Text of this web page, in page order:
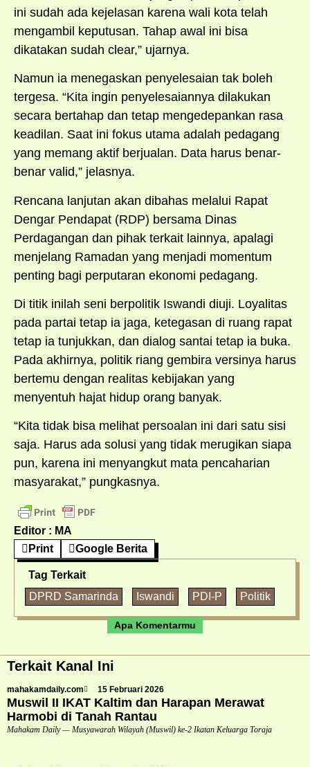
ini sudah ada kejelasan karena wali kota telah
mengambil keputusan. Tahap awal ini bisa
dikatakan sudah clear,” ujarnya.
Namun ia menegaskan penyelesaian tak boleh
tergesa. “Kita ingin penyelesaiannya dilakukan
secara bertahap dan tetap mengedepankan rasa
keadilan. Saat ini fokus utama adalah pedagang
yang memang aktif berjualan. Data harus benar-
benar valid,” jelasnya.
Rencana lanjutan akan dibahas melalui Rapat
Dengar Pendapat (RDP) bersama Dinas
Perdagangan dan pihak terkait lainnya, apalagi
menjelang Ramadan yang menjadi momentum
penting bagi perputaran ekonomi pedagang.
Di titik inilah seni berpolitik Iswandi diuji. Loyalitas
pada partai tetap ia jaga, ketegasan di ruang rapat
tetap ia tunjukkan, dan dialog santai tetap ia buka.
Pada akhirnya, politik riang gembira versinya harus
bertemu dengan realitas kebijakan yang
menyentuh hajat hidup orang banyak.
“Kita tidak bisa melihat persoalan ini dari satu sisi
saja. Harus ada solusi yang tidak merugikan siapa
pun, karena ini menyangkut mata pencaharian
masyarakat,” pungkasnya.
Editor : MA
Print
Google Berita
Tag Terkait
DPRD Samarinda
Iswandi PDI-P Politik
Apa Komentarmu
Terkait Kanal Ini
mahakamdaily.com 15 Februari 2026
Muswil II IKAT Kaltim dan Harapan Merawat
Harmobi di Tanah Rantau
Mahakam Daily — Musyawarah Wilayah (Muswil) ke-2 Ikatan Keluarga Toraja